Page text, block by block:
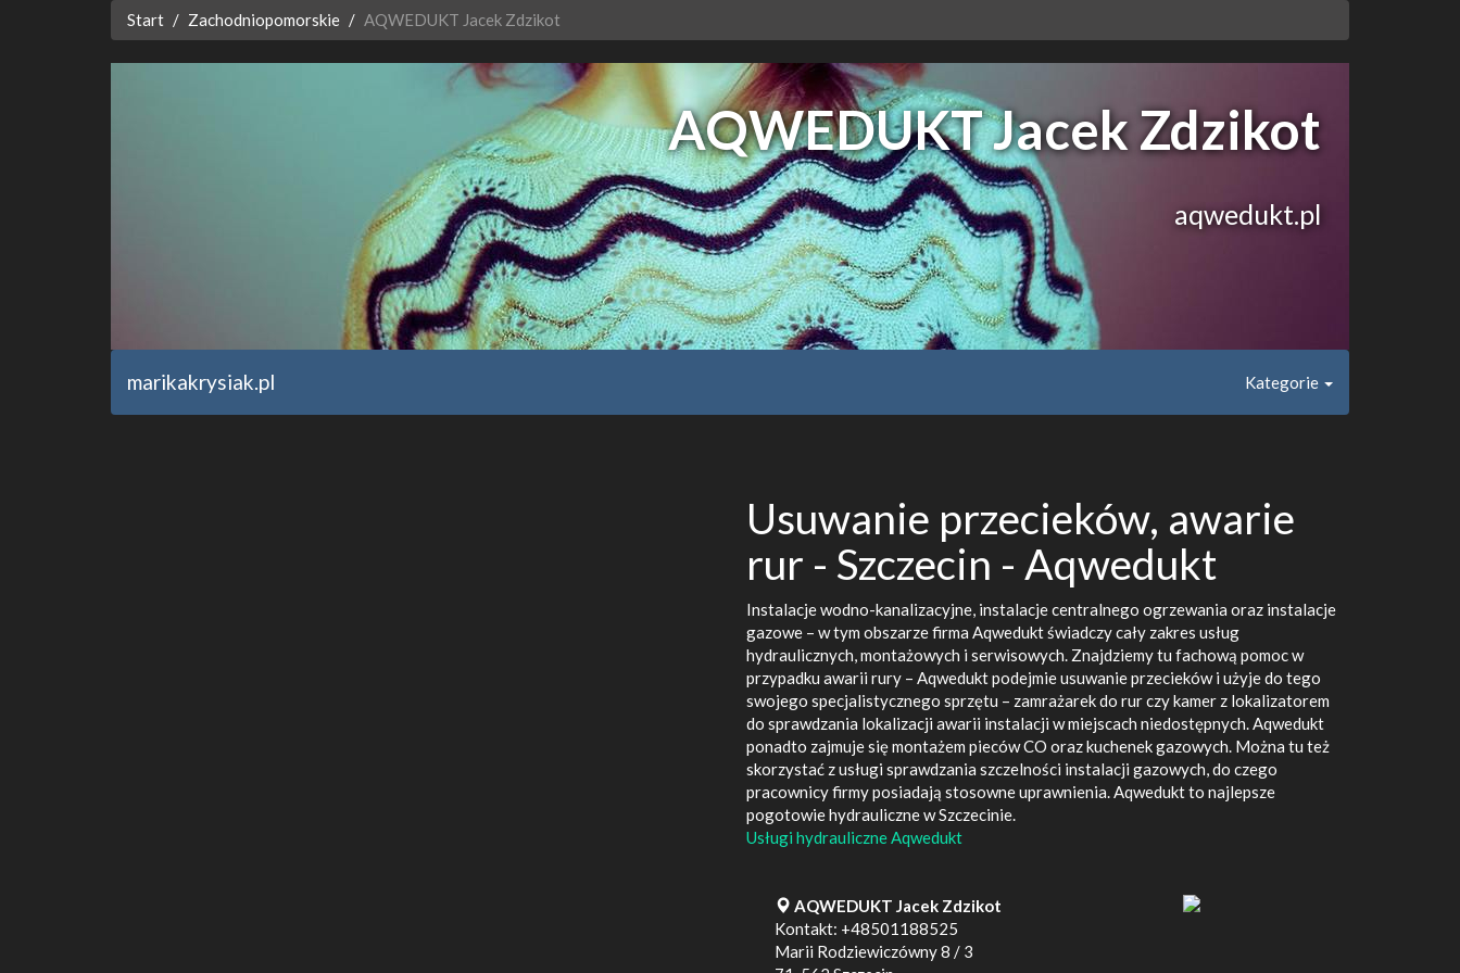
Start Zachodniopomorskie AQWEDUKT Jacek Zdzikot
AQWEDUKT Jacek Zdzikot
aqwedukt.pl
marikakrysiak.pl Kategorie
Usuwanie przecieków, awarie
rur - Szczecin - Aqwedukt
Instalacje wodno-kanalizacyjne, instalacje centralnego ogrzewania oraz instalacje
gazowe – w tym obszarze firma Aqwedukt świadczy cały zakres usług
hydraulicznych, montażowych i serwisowych. Znajdziemy tu fachową pomoc w
przypadku awarii rury – Aqwedukt podejmie usuwanie przecieków i użyje do tego
swojego specjalistycznego sprzętu – zamrażarek do rur czy kamer z lokalizatorem
do sprawdzania lokalizacji awarii instalacji w miejscach niedostępnych. Aqwedukt
ponadto zajmuje się montażem pieców CO oraz kuchenek gazowych. Można tu też
skorzystać z usługi sprawdzania szczelności instalacji gazowych, do czego
pracownicy firmy posiadają stosowne uprawnienia. Aqwedukt to najlepsze
pogotowie hydrauliczne w Szczecinie.
Usługi hydrauliczne Aqwedukt
AQWEDUKT Jacek Zdzikot
Kontakt: +48501188525
Marii Rodziewiczówny 8 / 3